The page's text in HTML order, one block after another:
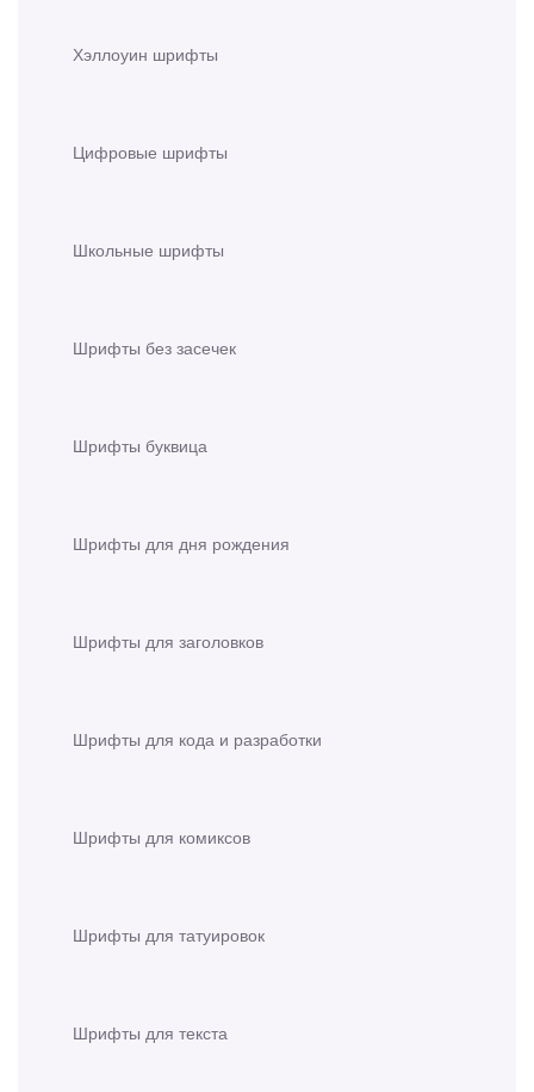
Хэллоуин шрифты
Цифровые шрифты
Школьные шрифты
Шрифты без засечек
Шрифты буквица
Шрифты для дня рождения
Шрифты для заголовков
Шрифты для кода и разработки
Шрифты для комиксов
Шрифты для татуировок
Шрифты для текста